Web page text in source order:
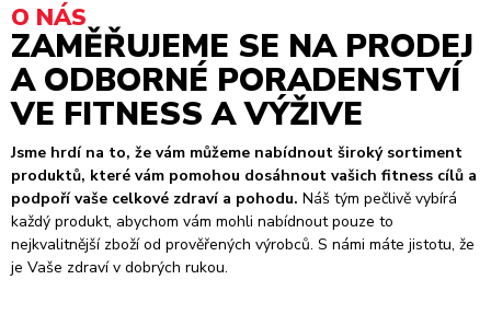
O NÁS
ZAMĚŘUJEME SE NA PRODEJ
A ODBORNÉ PORADENSTVÍ
VE FITNESS A VÝŽIVE
Jsme hrdí na to, že vám můžeme nabídnout široký sortiment
produktů, které vám pomohou dosáhnout vašich fitness cílů a
podpoří vaše celkové zdraví a pohodu. Náš tým pečlivě vybírá
každý produkt, abychom vám mohli nabídnout pouze to
nejkvalitnější zboží od prověřených výrobců. S námi máte jistotu, že
je Vaše zdraví v dobrých rukou.